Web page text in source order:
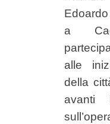
a
alle
della
avanti